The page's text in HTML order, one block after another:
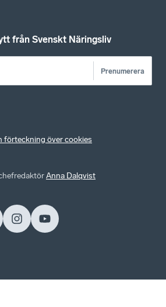
från Svenskt Näringsliv
Prenumerera
förteckning över cookies
Anna Dalqvist